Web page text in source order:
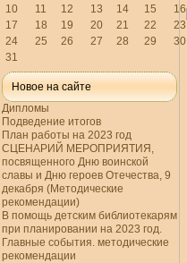
10
11 12 13 14 15
16
17
18 19 20 21 22
23
24
25 26 27 28 29
30
31
Новое на сайте
Дипломы
Подведение итогов
План работы на 2023 год
СЦЕНАРИЙ МЕРОПРИЯТИЯ,
посвященного Дню воинской
славы и Дню героев Отечества, 9
декабря (Методические
рекомендации)
В помощь детским библиотекарям
при планировании на 2023 год.
Главные события. методические
рекомендации